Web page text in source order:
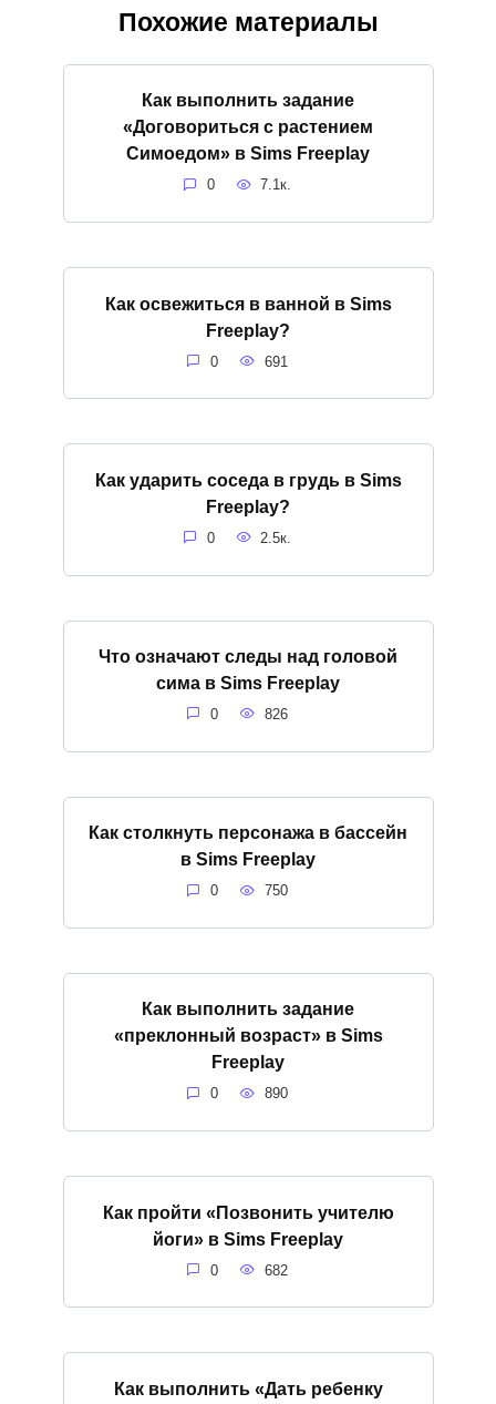
Похожие материалы
Как выполнить задание
«Договориться с растением
Симоедом» в Sims Freeplay
0 7.1к.
Как освежиться в ванной в Sims
Freeplay?
0 691
Как ударить соседа в грудь в Sims
Freeplay?
0 2.5к.
Что означают следы над головой
сима в Sims Freeplay
0 826
Как столкнуть персонажа в бассейн
в Sims Freeplay
0 750
Как выполнить задание
«преклонный возраст» в Sims
Freeplay
0 890
Как пройти «Позвонить учителю
йоги» в Sims Freeplay
0 682
Как выполнить «Дать ребенку